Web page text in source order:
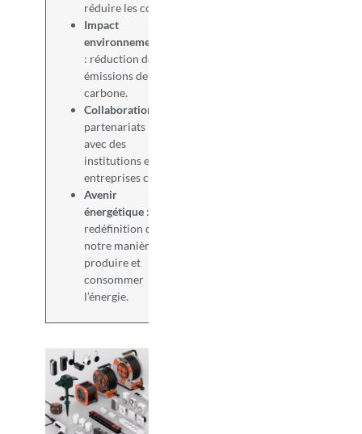
réduire les coûts.
Impact
environnemental
: réduction des
émissions de
carbone.
Collaboration
partenariats
avec des
institutions et
entreprises clés.
Avenir
énergétique :
redéfinition de
notre manière de
produire et
consommer
l’énergie.